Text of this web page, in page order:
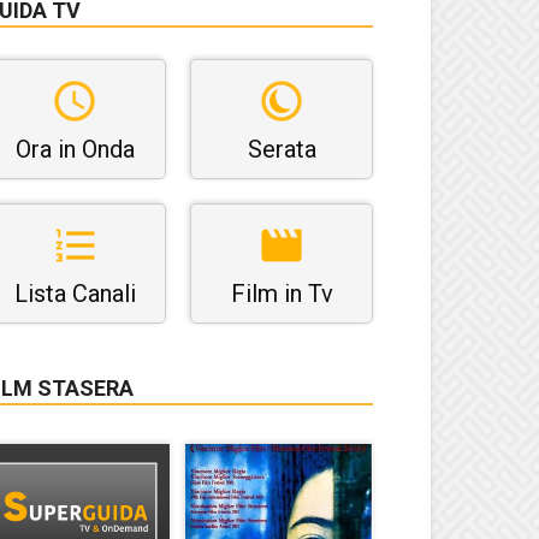
TV
Ora in Onda Serata
Lista Canali Film in Tv
STASERA